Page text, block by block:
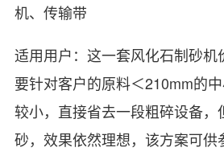
机、传输带
适用用户：这一套风化石制砂机
要针对客户的原料＜210mm的
较小，直接省去一段粗碎设备，
砂，效果依然理想，该方案可供